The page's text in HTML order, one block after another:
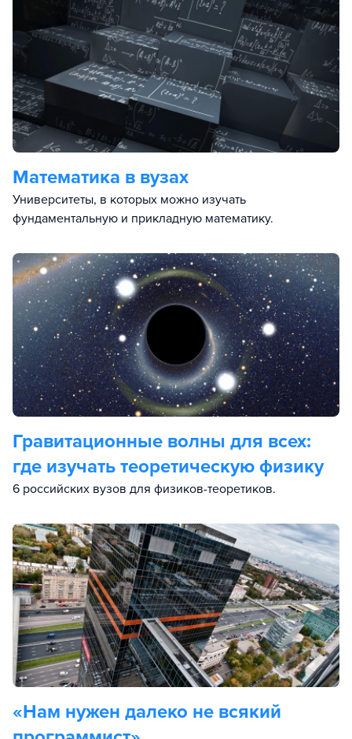
Математика в вузах
Университеты, в которых можно изучать
фундаментальную и прикладную математику.
Гравитационные волны для всех:
где изучать теоретическую физику
6 российских вузов для физиков-теоретиков.
«Нам нужен далеко не всякий